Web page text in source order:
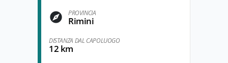
PROVINCIA
Rimini
DISTANZA DAL CAPOLUOGO
12 km